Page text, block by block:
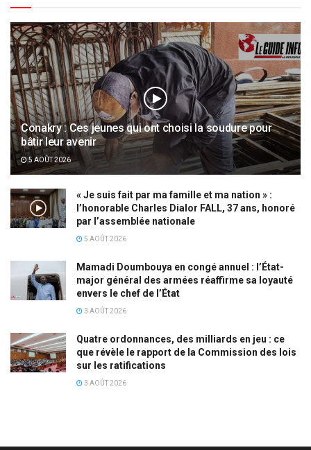
Conakry : Ces jeunes qui ont choisi la soudure pour
bâtir leur avenir
5 AOÛT 2026
« Je suis fait par ma famille et ma nation » :
l’honorable Charles Dialor FALL, 37 ans, honoré
par l’assemblée nationale
5 AOÛT 2026
Mamadi Doumbouya en congé annuel : l’État-
major général des armées réaffirme sa loyauté
envers le chef de l’État
3 AOÛT 2026
Quatre ordonnances, des milliards en jeu : ce
que révèle le rapport de la Commission des lois
sur les ratifications
3 AOÛT 2026